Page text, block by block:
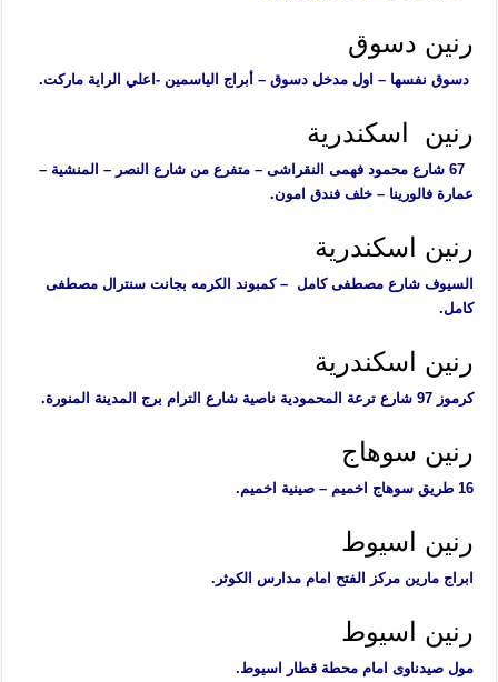
رنين دسوق
دسوق نفسها – اول مدخل دسوق – أبراج الياسمين -اعلي الراية ماركت.
رنين اسكندرية
67 شارع محمود فهمى النقراشى – متفرع من شارع النصر – المنشية –
عمارة فالورينا – خلف فندق امون.
رنين اسكندرية
السيوف شارع مصطفى كامل – كمبوند الكرمه بجانت سنترال مصطفى
كامل.
رنين اسكندرية
كرموز 97 شارع ترعة المحمودية ناصية شارع الترام برج المدينة المنورة.
رنين سوهاج
16 طريق سوهاج اخميم – صينية اخميم.
رنين اسيوط
ابراج مارين مركز الفتح امام مدارس الكوثر.
رنين اسيوط
مول صيدناوى امام محطة قطار اسيوط.